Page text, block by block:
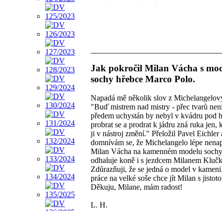
Jak pokročil Milan Vácha s
sochy hřebce Marco Polo.
Napadá mě několik slov z
"Buď mistrem nad mistry - přec tvarů
předem uchystán by nebyl v kvádru pod
probrat se a prodrat k jádru zná ruka jen,
ji v nástroj změní." Přeložil Pavel Eichler
domnívám se, že Michelangelo lépe
Milan Vácha na kamenném modelu
odhaluje koně i s jezdcem Milanem
Zdůrazňuji, že se jedná o model v
práce na velké soše chce jít Milan s
Děkuju, Milane, mám radost!
L. H.